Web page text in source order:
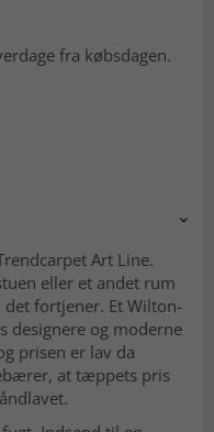
fra købsdagen.
Art Line.
eller et andet rum
fortjener. Et Wilton-
designere og moderne
prisen er lav da
at tæppets pris